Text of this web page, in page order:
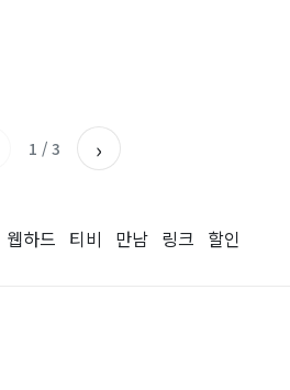
1 / 3 ›
웹하드 티비 만남 링크 할인